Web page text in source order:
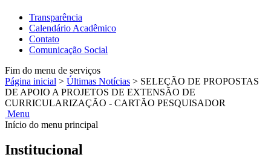
Transparência
Calendário Acadêmico
Contato
Comunicação Social
Fim do menu de serviços
Página inicial > Últimas Notícias > SELEÇÃO DE PROPOSTAS
DE APOIO A PROJETOS DE EXTENSÃO DE
CURRICULARIZAÇÃO - CARTÃO PESQUISADOR
Menu
Início do menu principal
Institucional